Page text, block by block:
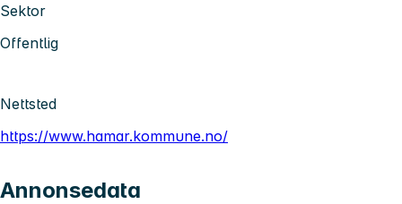
Sektor
Offentlig
Nettsted
https://www.hamar.kommune.no/
Annonsedata